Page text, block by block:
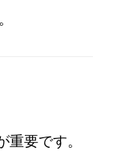
要です。